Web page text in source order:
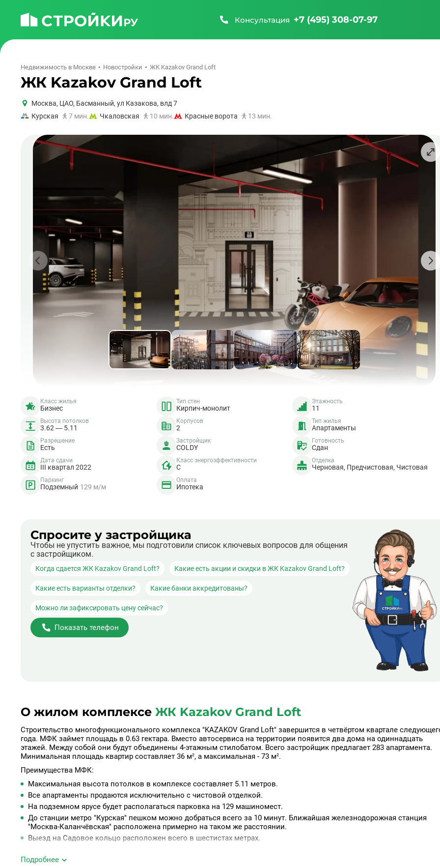
Консультация +7 (495) 308-07-97
Недвижимость в Москве Новостройки ЖК Kazakov Grand Loft
ЖК Kazakov Grand Loft
Москва, ЦАО, Басманный, ул Казакова, влд 7
Курская
7 мин. Чкаловская 10 мин. Красные ворота 13 мин.
Класс жилья
Бизнес
Тип стен
Кирпич-монолит
Этажность
11
Высота потолков
3.62 — 5.11
Корпусов
2
Тип жилья
Апартаменты
Разрешение
Есть
Застройщик
COLDY
Готовность
Сдан
Дата сдачи
III квартал 2022
Класс энергоэффективности
C
Отделка
Черновая, Предчистовая, Чистовая
Паркинг
Подземный 129 м/м
Оплата
Ипотека
Спросите у застройщика
Чтобы не упустить важное, мы подготовили список ключевых вопросов для общения
с застройщиком.
Когда сдается ЖК Kazakov Grand Loft? Какие есть акции и скидки в ЖК Kazakov Grand Loft?
Какие есть варианты отделки? Какие банки аккредитованы?
Можно ли зафиксировать цену сейчас?
Показать телефон
О жилом комплексе ЖК Kazakov Grand Loft
Строительство многофункционального комплекса "KAZAKOV Grand Loft" завершится в четвёртом квартале
года. МФК займет площадь в 0.63 гектара. Вместо автосервиса на территории появится два дома на одиннадцать
этажей. Между собой они будут объединены 4-этажным стилобатом. Всего застройщик предлагает 283 апартамента.
Минимальная площадь квартир составляет 36 м², а максимальная - 73 м².
Преимущества МФК:
Максимальная высота потолков в комплексе составляет 5.11 метров.
Все апартаменты продаются исключительно с чистовой отделкой.
На подземном ярусе будет располагаться парковка на 129 машиномест.
До станции метро "Курская" пешком можно добраться всего за 10 минут. Ближайшая железнодорожная станция
"Москва-Каланчёвская" расположена примерно на таком же расстоянии.
Выезд на Садовое кольцо расположен всего в шестистах метрах.
Рядом с МФК в пешей доступности расположены школы, учреждения для дошколят, культурные центры, фитнес-
Подробнее